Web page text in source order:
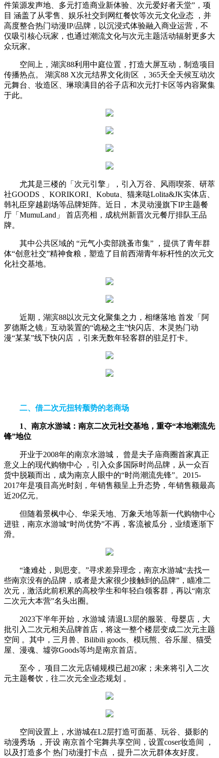
件策源发声地、多元打造商业新体验、次元爱好者天堂”，项
目 涵盖了从零售、娱乐社交到网红餐饮等次元文化业态 ，并
高度整合热门动漫IP/品牌，以沉浸式体验融入商业运营，不
仅吸引核心玩家，也通过潮流文化与次元主题活动辐射更多大
众玩家。
空间上，湖滨88利用中庭位置，打造大屏互动，制造项目
传播热点。 湖滨88 X次元结界文化街区 ，365天全天候互动次
元舞台、妆造区、琳琅满目的谷子店和次元打卡区等内容聚集
于此。
尤其是三楼的「次元引擎」，引入万谷、风雨喫茶、研萃
社GOODS 、KORIKORI、Kobuta、猫来哒Lolita&JK实体店、
韩礼臣穿越剧场等品牌矩阵。近日， 木灵动漫旗下IP主题餐
厅「MumuLand」 首店亮相，成杭州新晋次元餐厅排队王品
牌。
其中公共区域的 “元气小卖部跳蚤市集” ，提供了青年群
体“创意社交”精神食粮，塑造了目前西湖青年标杆性的次元文
化社交基地。
近期，湖滨88以次元文化聚集之力，相继落地 首发「阿
罗德斯之镜」互动装置的“诡秘之主”快闪店、木灵热门动
漫“某某”线下快闪店 ，引来无数年轻客群的驻足打卡。
二、借二次元扭转颓势的老商场
1、南京水游城： 南京二次元社交基地，重夺“本地潮流先
锋”地位
开业于2008年的南京水游城， 曾是夫子庙商圈首家真正
意义上的现代购物中心 ，引入众多国际时尚品牌，从一众百
货中脱颖而出，成为南京人眼中的“时尚潮流先锋”。2015-
2017年是项目高光时刻，年销售额呈上升态势，年销售额最高
近20亿元。
但随着景枫中心、华采天地、万象天地等新一代购物中心
进驻，南京水游城“时尚优势”不再，客流被瓜分，业绩逐渐下
滑。
“逢难处，则思变。”寻求差异理念，南京水游城“去找一
些南京没有的品牌，或者是大家很少接触到的品牌”，瞄准二
次元，激活此前积累的高校学生和年轻白领客群，再以“南京
二次元大本营”名头出圈。
2023下半年开始，水游城 清退L3层的服装、母婴店，大
批引入二次元相关品牌首店，将这一整个楼层变成二次元主题
空间 。其中，三月兽、Bilibili goods、模玩熊、谷乐屋、猫受
屋、漫魂、墟弥Goods等均是南京首店。
至今， 项目二次元店铺规模已超20家；未来将引入二次
元主题餐饮，往二次元全业态规划 。
空间设置上，水游城在L2层打造可面基、玩谷、摄影的
动漫秀场 ，开设 南京首个宅舞共享空间，设置coser妆造间 ，
以及打造多个 热门动漫打卡点 ，提升二次元群体友好度。